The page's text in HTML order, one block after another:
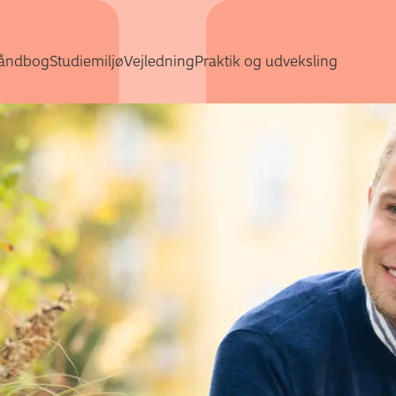
Gå direkte til indhold
StudiemiljøVejledningPraktik og udveksling